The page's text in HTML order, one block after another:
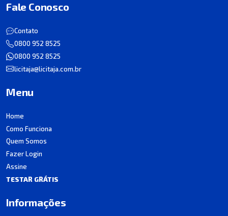
Fale Conosco
Contato
0800 952 8525
0800 952 8525
licitaja@licitaja.com.br
Menu
Home
Como Funciona
Quem Somos
Fazer Login
Assine
TESTAR GRÁTIS
Informações